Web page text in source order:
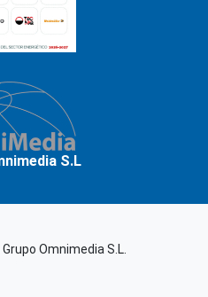
S.L
Omnimedia S.L.